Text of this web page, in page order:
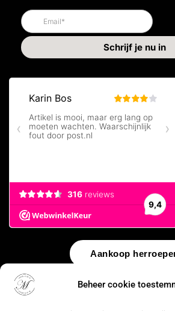
Beheer cookie
Aankoop
© 2026 by WebUnlimited–Algemene